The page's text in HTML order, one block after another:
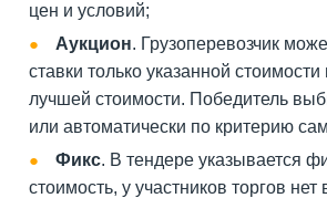
цен и условий;
Аукцион. Грузоперевозчик
ставки только указанной
лучшей стоимости. Победитель
или автоматически по критерию
Фикс. В тендере указывается
стоимость, у участников торгов